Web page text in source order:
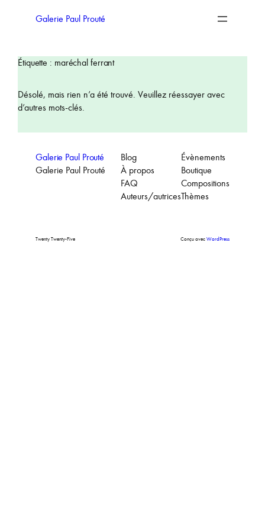
Galerie Paul Prouté
Étiquette : maréchal ferrant
Désolé, mais rien n’a été trouvé. Veuillez réessayer avec
d’autres mots-clés.
Galerie Paul Prouté
Galerie Paul Prouté
Blog
À propos
FAQ
Auteurs/autrices
Évènements
Boutique
Compositions
Thèmes
Twenty Twenty-Five Conçu avecWordPress